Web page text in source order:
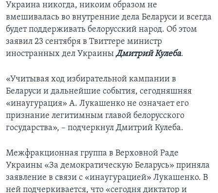
Украина никогда, никоим образом не
вмешивалась во внутренние дела Беларуси и всегда
будет поддерживать белорусский народ. Об этом
заявил 23 сентября в Твиттере министр
иностранных дел Украины Дмитрий Кулеба.
«Учитывая ход избирательной кампании в
Беларуси и дальнейшие события, сегодняшняя
«инаугурация» А. Лукашенко не означает его
признание легитимным главой белорусского
государства», – подчеркнул Дмитрий Кулеба.
Межфракционная группа в Верховной Раде
Украины «За демократическую Беларусь» приняла
заявление в связи с «инаугурацией» Лукашенко. В
ней подчеркивается, что «сегодня диктатор и